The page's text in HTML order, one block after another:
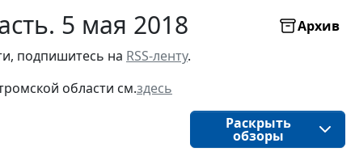
5 мая 2018
Архив
подпишитесь на RSS-ленту.
области см.здесь
Раскрыть
обзоры